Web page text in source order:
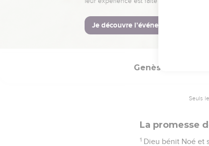
aura la belle saison.
© Société biblique
Genèse
Seuls
La promesse
1 Dieu bénit Noé et